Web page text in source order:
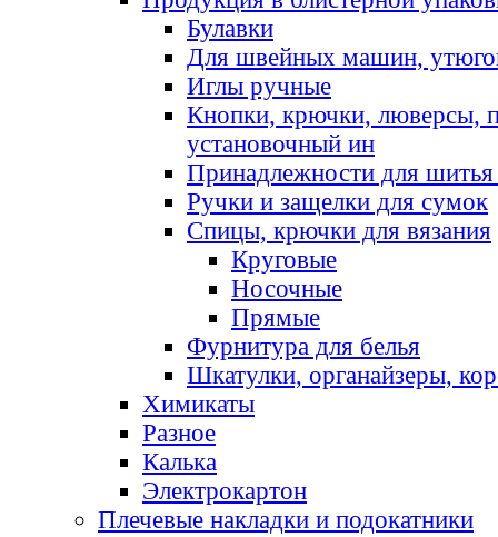
Булавки
Для швейных машин,
Иглы ручные
Кнопки, крючки, люверсы,
установочный ин
Принадлежности для шитья
Ручки и защелки для сумок
Спицы, крючки для вязания
Круговые
Носочные
Прямые
Фурнитура для белья
Шкатулки, органайзеры,
Химикаты
Разное
Калька
Электрокартон
Плечевые накладки и подокатники